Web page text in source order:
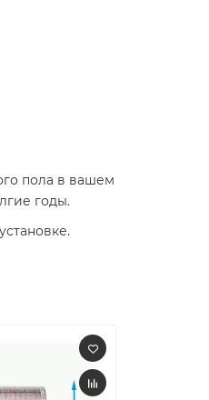
пола в вашем
годы.